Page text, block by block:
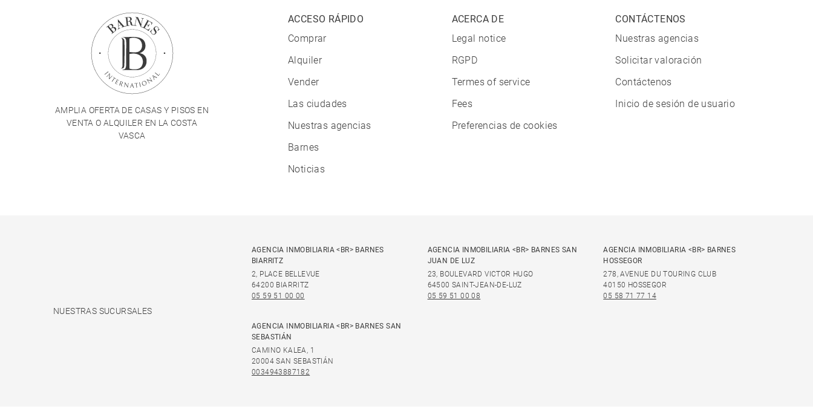
AMPLIA OFERTA DE CASAS Y PISOS EN
VENTA O ALQUILER EN LA COSTA
VASCA
ACCESO RÁPIDO
Comprar
Alquiler
Vender
Las ciudades
Nuestras agencias
Barnes
Noticias
ACERCA DE
Legal notice
RGPD
Termes of service
Fees
Preferencias de cookies
CONTÁCTENOS
Nuestras agencias
Solicitar valoración
Contáctenos
Inicio de sesión de usuario
NUESTRAS SUCURSALES
AGENCIA INMOBILIARIA <BR> BARNES
BIARRITZ
2, PLACE BELLEVUE
64200 BIARRITZ
05 59 51 00 00
AGENCIA INMOBILIARIA <BR> BARNES SAN
JUAN DE LUZ
23, BOULEVARD VICTOR HUGO
64500 SAINT-JEAN-DE-LUZ
05 59 51 00 08
AGENCIA INMOBILIARIA <BR> BARNES
HOSSEGOR
278, AVENUE DU TOURING CLUB
40150 HOSSEGOR
05 58 71 77 14
AGENCIA INMOBILIARIA <BR> BARNES SAN
SEBASTIÁN
CAMINO KALEA, 1
20004 SAN SEBASTIÁN
0034943887182